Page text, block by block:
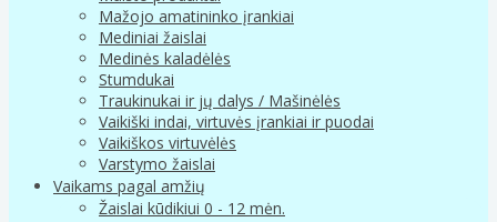
Mažojo amatininko įrankiai
Mediniai žaislai
Medinės kaladėlės
Stumdukai
Traukinukai ir jų dalys / Mašinėlės
Vaikiški indai, virtuvės įrankiai ir puodai
Vaikiškos virtuvėlės
Varstymo žaislai
Vaikams pagal amžių
Žaislai kūdikiui 0 - 12 mėn.